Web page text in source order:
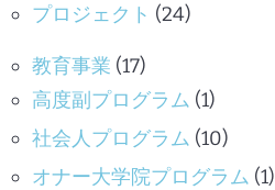
プロジェクト (24)
教育事業 (17)
高度副プログラム (1)
社会人プログラム (10)
オナー大学院プログラム (1)